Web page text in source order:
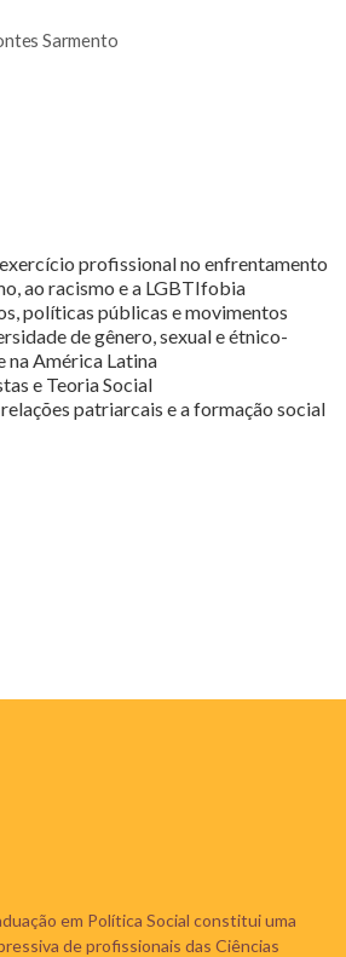
Sarmento
profissional no enfrentamento
ao racismo e a LGBTIfobia
políticas públicas e movimentos
de gênero, sexual e étnico-
na América Latina
e Teoria Social
patriarcais e a formação social
em Política Social constitui uma
de profissionais das Ciências